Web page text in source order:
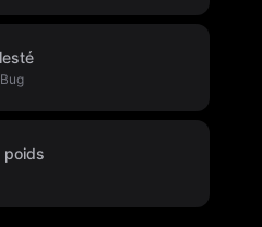
poids